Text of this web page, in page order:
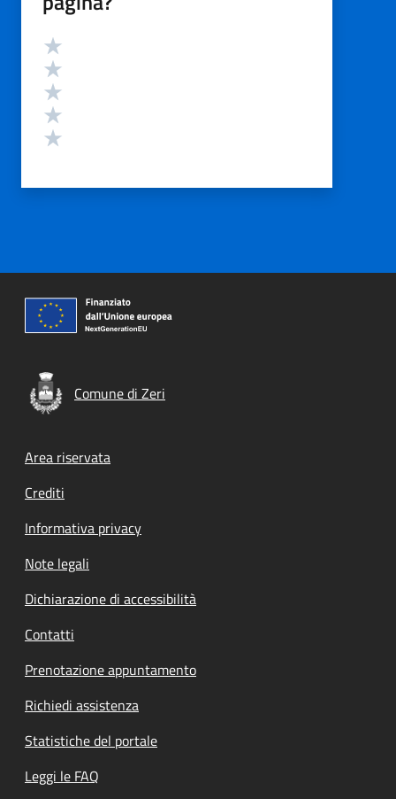
Valutazione
Comune di Zeri
Footer menu
Area riservata
Crediti
Informativa privacy
Note legali
Dichiarazione di accessibilità
Contatti
Prenotazione appuntamento
Richiedi assistenza
Statistiche del portale
Leggi le FAQ